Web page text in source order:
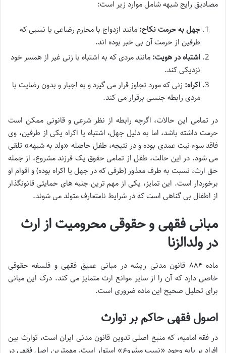
مصادیق رایج شبهه شامل موارد زیر است:
جهل به حرمت نکاح: مانند ازدواج با محارم رضاعی یا نسبی که
طرفین از حرمت آن بی خبر بوده اند.
اشتباه در هویت: مانند مردی که به اشتباه با زنی غیر از همسر خود
نزدیکی کند.
اکراه: زنی که مورد تجاوز قرار می گیرد و به اجبار و بدون رضایت با
مردی رابطه جنسی برقرار می کند.
در تمامی این حالات، اگرچه رابطه از نظر شرعی و قانونی ممکن است
حرمت داشته باشد، اما به دلیل جهل، اشتباه یا اکراه یکی از طرفین، وی
فاقد سوء نیت عمدی بوده و در نتیجه، طفل حاصله «ولد به شبهه» تلقی
می شود. در این حالت، طفل از تمامی حقوق یک فرزند مشروع، از جمله
حق ارث، نسبت به طرف معذور (طرفی که در جهل یا اکراه بوده) و اقوام او
برخوردار است. این تمایز، یکی از مهم ترین جنبه های حمایتی قانونگذار
از اطفال بی گناهی است که در شرایط نامتعارف متولد می شوند.
مبانی فقهی و حقوقی محرومیت از ارث
در ولدالزنا
ماده ۸۸۴ قانون مدنی ریشه در مبانی عمیق فقهی و فلسفه حقوقی
خاصی دارد که آن را از سایر موانع ارث متمایز می کند. درک این مبانی
برای تحلیل صحیح این ماده ضروری است.
اصول فقهی حاکم بر توارث
در فقه امامیه، که منبع اصلی تدوین قانون مدنی ایران است، توارث بین
افراد بر پایه وجود «نسب مشروع» استوار است. مهمترین اصل فقهی در